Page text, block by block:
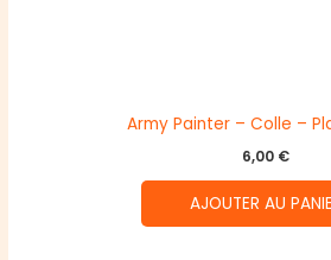
Army Painter – Colle –
6,00 €
AJOUTER AU